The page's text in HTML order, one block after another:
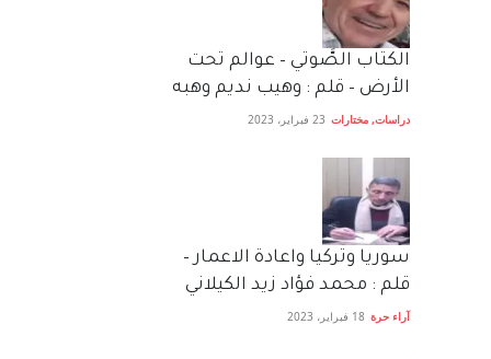
الكتاب الصَّوتي – عوالم تحت
الأرض – قلم : وهيب نديم وهبه
دراسات, مختارات 23 فبراير، 2023
سوريا وتركيا واعادة الاعمار –
قلم : محمد فؤاد زيد الكيلاني
آراء حرة 18 فبراير، 2023